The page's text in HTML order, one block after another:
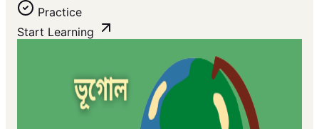
Practice
Start Learning